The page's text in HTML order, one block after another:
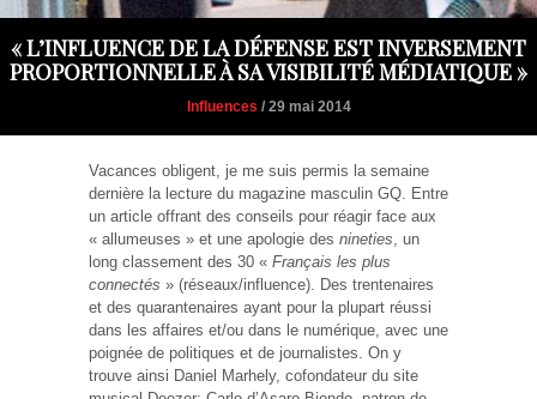
« L’INFLUENCE DE LA DÉFENSE EST INVERSEMENT
PROPORTIONNELLE À SA VISIBILITÉ MÉDIATIQUE »
Influences / 29 mai 2014
Vacances obligent, je me suis permis la semaine
dernière la lecture du magazine masculin GQ. Entre
un article offrant des conseils pour réagir face aux
« allumeuses » et une apologie des nineties , un
long classement des 30 « Français les plus
connectés » (réseaux/influence). Des trentenaires
et des quarantenaires ayant pour la plupart réussi
dans les affaires et/ou dans le numérique, avec une
poignée de politiques et de journalistes. On y
trouve ainsi Daniel Marhely, cofondateur du site